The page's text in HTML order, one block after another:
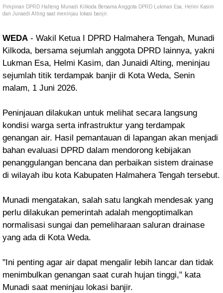
Pimpinan DPRD Halteng Munadi Kilkoda Bersama Anggota DPRD Lukman Esa, Helmi Kasim
dan Junaedi Alting saat meninjau lokasi banjir.
WEDA - Wakil Ketua I DPRD Halmahera Tengah, Munadi
Kilkoda, bersama sejumlah anggota DPRD lainnya, yakni
Lukman Esa, Helmi Kasim, dan Junaidi Alting, meninjau
sejumlah titik terdampak banjir di Kota Weda, Senin
malam, 1 Juni 2026.
Peninjauan dilakukan untuk melihat secara langsung
kondisi warga serta infrastruktur yang terdampak
genangan air. Hasil pemantauan di lapangan akan menjadi
bahan evaluasi DPRD dalam mendorong kebijakan
penanggulangan bencana dan perbaikan sistem drainase
di wilayah ibu kota Kabupaten Halmahera Tengah tersebut.
Munadi mengatakan, salah satu langkah mendesak yang
perlu dilakukan pemerintah adalah mengoptimalkan
normalisasi sungai dan pemeliharaan saluran drainase
yang ada di Kota Weda.
"Ini penting agar air dapat mengalir lebih lancar dan tidak
menimbulkan genangan saat curah hujan tinggi," kata
Munadi saat meninjau lokasi banjir.